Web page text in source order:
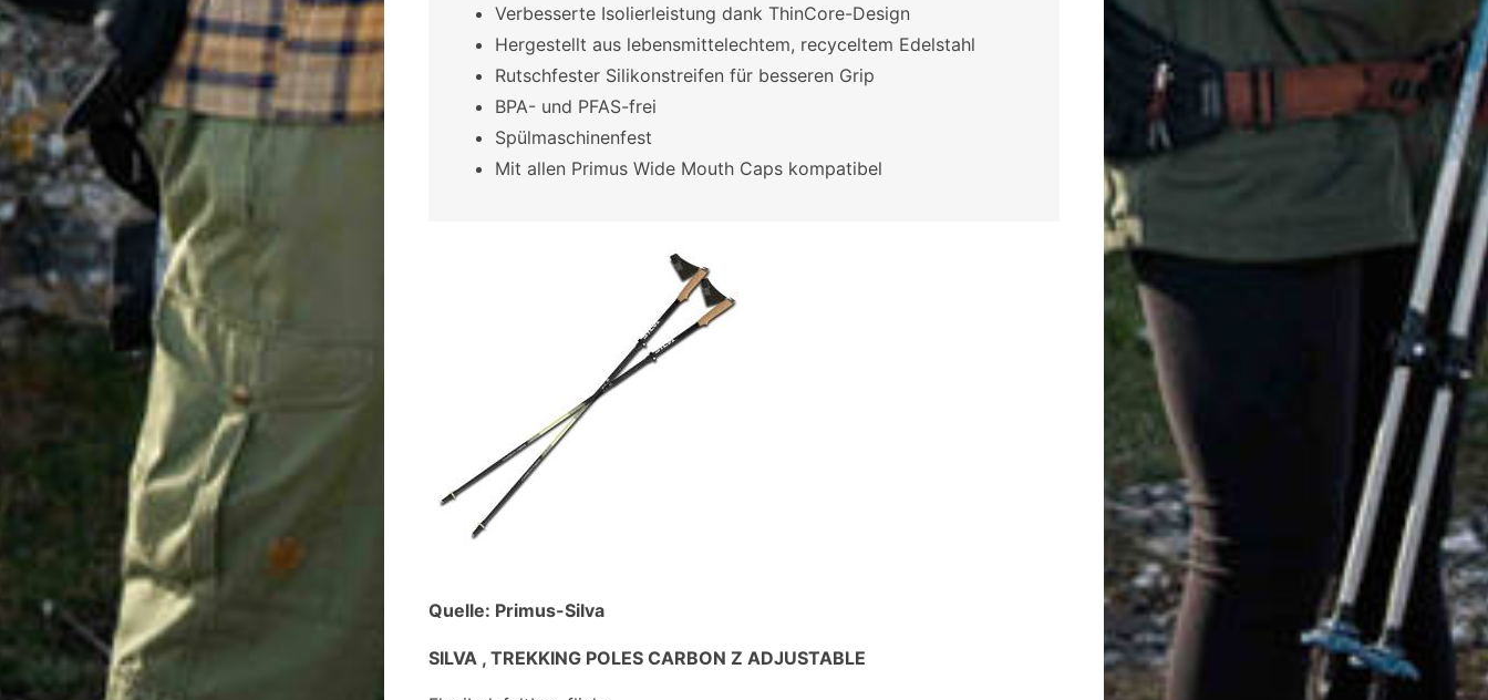
Verbesserte Isolierleistung dank ThinCore-Design
Hergestellt aus lebensmittelechtem, recyceltem Edelstahl
Rutschfester Silikonstreifen für besseren Grip
BPA- und PFAS-frei
Spülmaschinenfest
Mit allen Primus Wide Mouth Caps kompatibel
Quelle: Primus-Silva
SILVA , TREKKING POLES CARBON Z ADJUSTABLE